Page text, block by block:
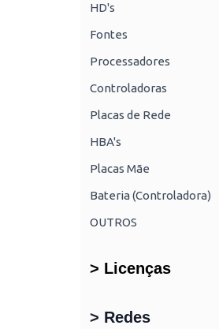
HD's
Fontes
Processadores
Controladoras
Placas de Rede
HBA's
Placas Mãe
Bateria (Controladora)
OUTROS
> Licenças
> Redes